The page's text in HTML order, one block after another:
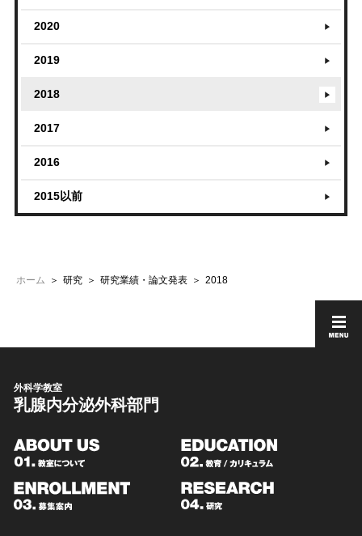
ホーム 研究 研究業績・論文発表 2018
2020
2019
2018
2017
2016
2015以前
外科学教室
乳腺内分泌外科部門